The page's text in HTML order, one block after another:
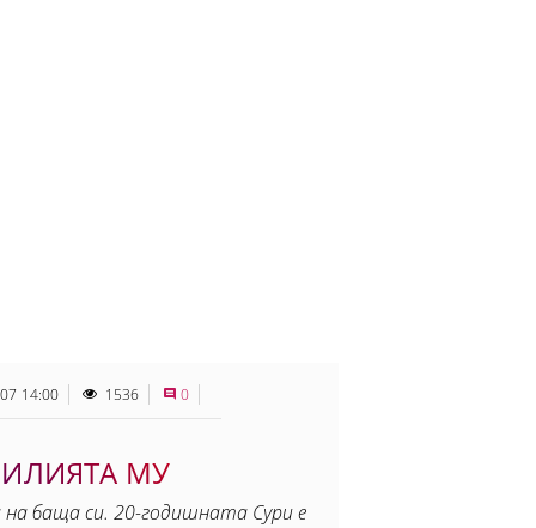
14:00 1536 0
МУ
на баща си. 20-годишната Сури е